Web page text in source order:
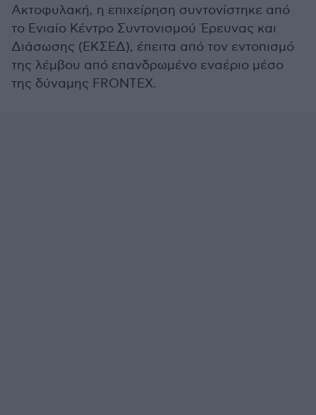
Ακτοφυλακή, η επιχείρηση συντονίστηκε από
το Ενιαίο Κέντρο Συντονισμού Έρευνας και
Διάσωσης (ΕΚΣΕΔ), έπειτα από τον εντοπισμό
της λέμβου από επανδρωμένο εναέριο μέσο
της δύναμης FRONTEX.